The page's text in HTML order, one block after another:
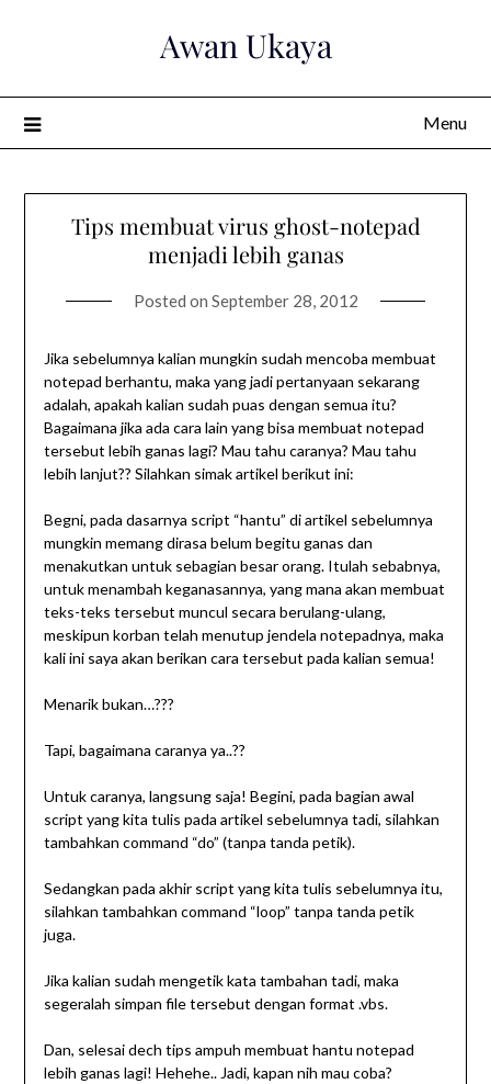
Awan Ukaya
Menu
Tips membuat virus ghost-notepad
menjadi lebih ganas
Posted on September 28, 2012
Jika sebelumnya kalian mungkin sudah mencoba membuat
notepad berhantu, maka yang jadi pertanyaan sekarang
adalah, apakah kalian sudah puas dengan semua itu?
Bagaimana jika ada cara lain yang bisa membuat notepad
tersebut lebih ganas lagi? Mau tahu caranya? Mau tahu
lebih lanjut?? Silahkan simak artikel berikut ini:
Begni, pada dasarnya script “hantu” di artikel sebelumnya
mungkin memang dirasa belum begitu ganas dan
menakutkan untuk sebagian besar orang. Itulah sebabnya,
untuk menambah keganasannya, yang mana akan membuat
teks-teks tersebut muncul secara berulang-ulang,
meskipun korban telah menutup jendela notepadnya, maka
kali ini saya akan berikan cara tersebut pada kalian semua!
Menarik bukan…???
Tapi, bagaimana caranya ya..??
Untuk caranya, langsung saja! Begini, pada bagian awal
script yang kita tulis pada artikel sebelumnya tadi, silahkan
tambahkan command “do” (tanpa tanda petik).
Sedangkan pada akhir script yang kita tulis sebelumnya itu,
silahkan tambahkan command “loop” tanpa tanda petik
juga.
Jika kalian sudah mengetik kata tambahan tadi, maka
segeralah simpan file tersebut dengan format .vbs.
Dan, selesai dech tips ampuh membuat hantu notepad
lebih ganas lagi! Hehehe.. Jadi, kapan nih mau coba?